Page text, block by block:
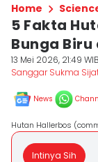
Home
5 Fakta
Bunga
13 Mei 2026, 21:49 WIB
Sanggar Sukma
News
Hutan Hallerbos
Intinya Sih